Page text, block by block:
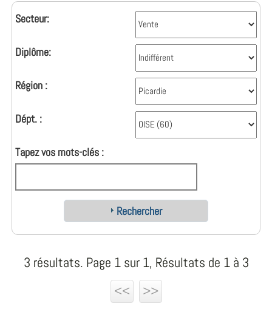
Secteur:
Diplôme:
Région :
Dépt. :
Tapez vos mots-clés :
Rechercher
3 résultats. Page 1 sur 1, Résultats de 1 à 3
<<
>>